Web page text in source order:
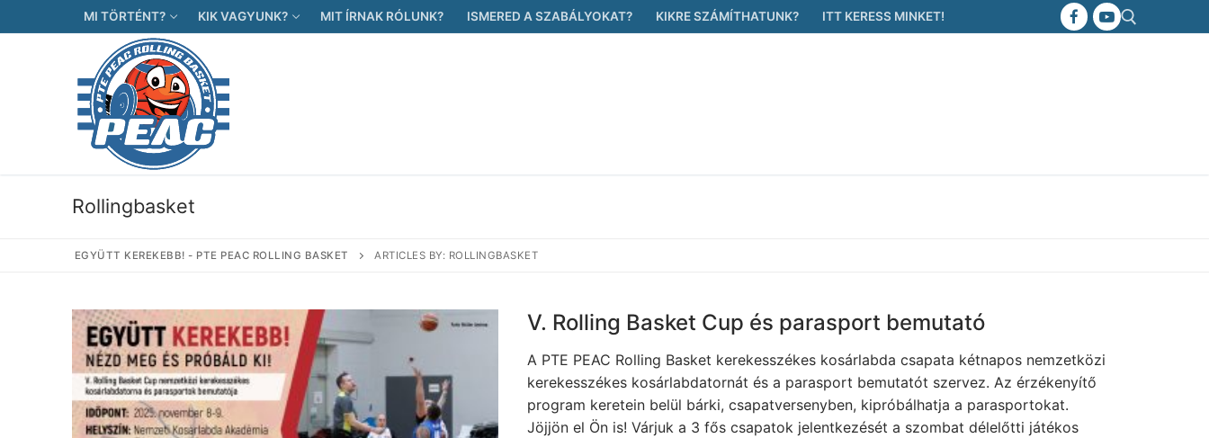
a
MI TÖRTÉNT? KIK VAGYUNK? MIT ÍRNAK RÓLUNK? ISMERED A SZABÁLYOKAT? KIKRE SZÁMÍTHATUNK? ITT KERESS MINKET!
Rollingbasket
EGYÜTT KEREKEBB! - PTE PEAC ROLLING BASKET ARTICLES BY: ROLLINGBASKET
V. Rolling Basket Cup és parasport bemutató
A PTE PEAC Rolling Basket kerekesszékes kosárlabda csapata kétnapos nemzetközi
kerekesszékes kosárlabdatornát és a parasport bemutatót szervez. Az érzékenyítő
program keretein belül bárki, csapatversenyben, kipróbálhatja a parasportokat.
Jöjjön el Ön is! Várjuk a 3 fős csapatok jelentkezését a szombat délelőtti játékos